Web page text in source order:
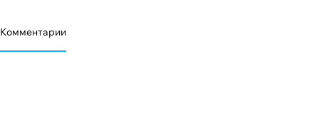
Объем реализации легкогрузовых шин Cordiant в
реализации грузовых шин увеличился на +123%, в
Комментарии